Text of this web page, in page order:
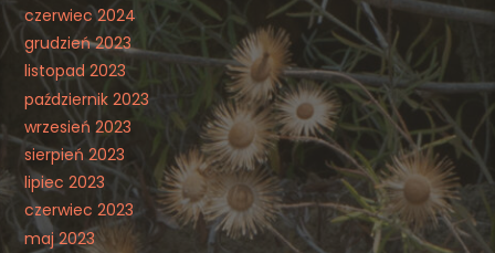
czerwiec 2024
grudzień 2023
listopad 2023
październik 2023
wrzesień 2023
sierpień 2023
lipiec 2023
czerwiec 2023
maj 2023